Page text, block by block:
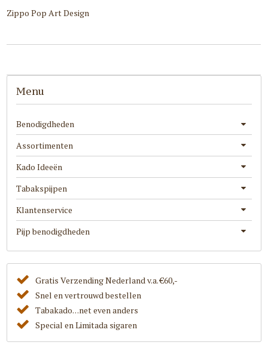
Zippo Pop Art Design
Menu
Benodigdheden
Assortimenten
Kado Ideeën
Tabakspijpen
Klantenservice
Pijp benodigdheden
Gratis Verzending Nederland v.a. €60,-
Snel en vertrouwd bestellen
Tabakado. . .net even anders
Special en Limitada sigaren